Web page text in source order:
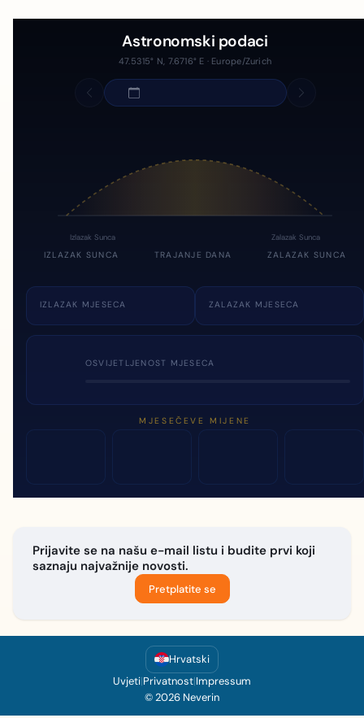
Astronomski podaci
47.5315° N, 7.6716° E · Europe/Zurich
Izlazak Sunca Zalazak Sunca
IZLAZAK SUNCA TRAJANJE DANA ZALAZAK SUNCA
IZLAZAK MJESECA ZALAZAK MJESECA
OSVIJETLJENOST MJESECA
MJESEČEVE MIJENE
Prijavite se na našu e-mail listu i budite prvi koji
saznaju najvažnije novosti.
Pretplatite se
Hrvatski
Uvjeti|Privatnost|Impressum
© 2026 Neverin